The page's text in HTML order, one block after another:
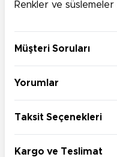
Renkler ve
Müşteri Soruları
Yorumlar
Taksit Seçenekleri
Kargo ve Teslimat